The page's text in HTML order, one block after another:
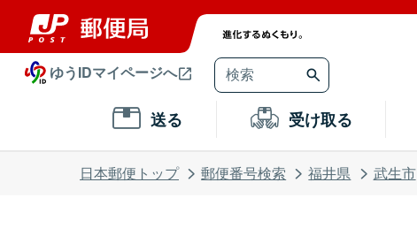
ゆうIDマイページへ
送る 受け取る
日本郵便トップ 郵便番号検索 福井県 武生市